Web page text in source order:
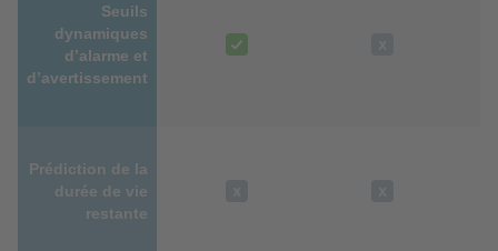
Seuils
dynamiques
d’alarme et
d’avertissement
Prédiction de la
durée de vie
restante